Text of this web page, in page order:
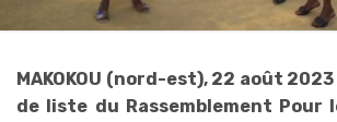
MAKOKOU (nord-est), 22 août
de liste du Rassemblement Pour